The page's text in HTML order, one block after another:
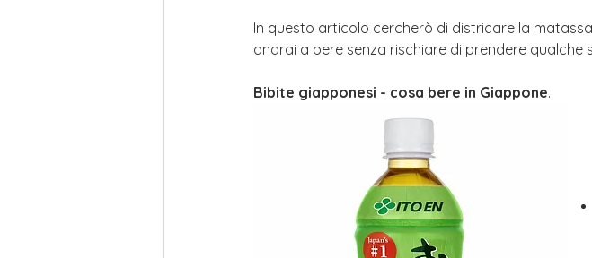
In questo articolo cercherò di districare la
andrai a bere senza rischiare di prendere qualche
Bibite giapponesi - cosa bere in Giappone.